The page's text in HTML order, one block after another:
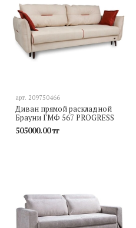
арт. 209750466
Диван прямой раскладной
Брауни ГМФ 567 PROGRESS
505000.00 тг